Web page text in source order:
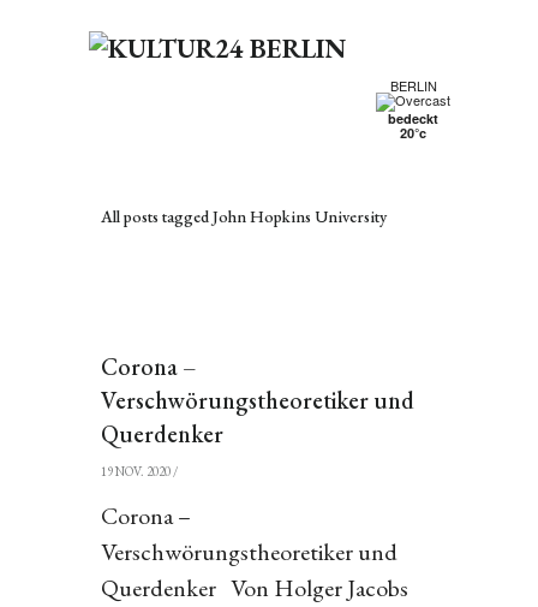
BERLIN
bedeckt
20°c
All posts tagged John Hopkins University
Corona –
Verschwörungstheoretiker und
Querdenker
19 NOV. 2020/
Corona –
Verschwörungstheoretiker und
Querdenker Von Holger Jacobs